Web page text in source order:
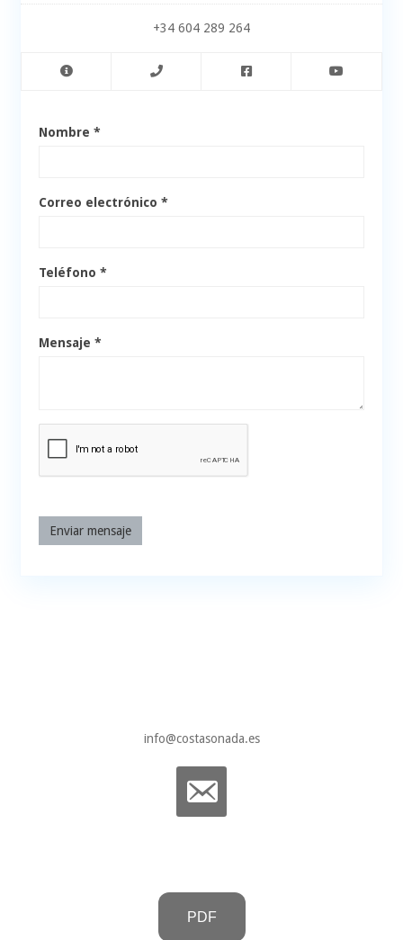
+34 604 289 264
Nombre *
Correo electrónico *
Teléfono *
Mensaje *
Enviar mensaje
info@costasonada.es
PDF